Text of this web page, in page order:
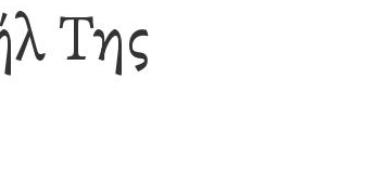
Της